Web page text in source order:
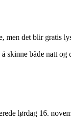
det blir gratis
skinne både natt og
lørdag 16.